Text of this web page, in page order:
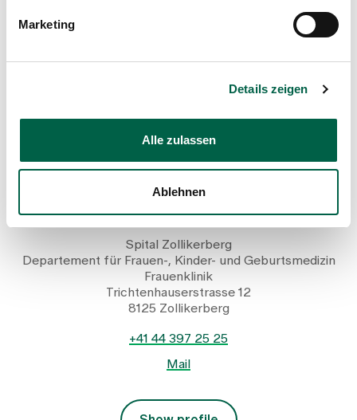
Marketing
Details zeigen
Alle zulassen
Ablehnen
Dr. med. Sarah Hidding
Senior physician, Gynaecological clinic
Spital Zollikerberg
Departement für Frauen-, Kinder- und Geburtsmedizin
Frauenklinik
Trichtenhauserstrasse 12
8125 Zollikerberg
+41 44 397 25 25
Mail